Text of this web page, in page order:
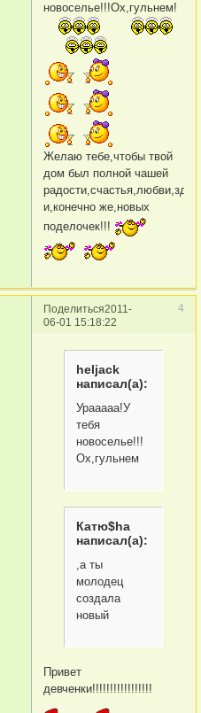
новоселье!!!Ох,гульнем!
Желаю тебе,чтобы твой
дом был полной чашей
и,конечно же,новых
поделочек!!!
Поделиться 4
2011-
06-01 15:18:22
heljack
написал(а):
Урааааа!У
тебя
новоселье!!!
Ох,гульнем
Катю$ha
написал(а):
,а ты
молодец
создала
новый
Привет
девченки!!!!!!!!!!!!!!!!!